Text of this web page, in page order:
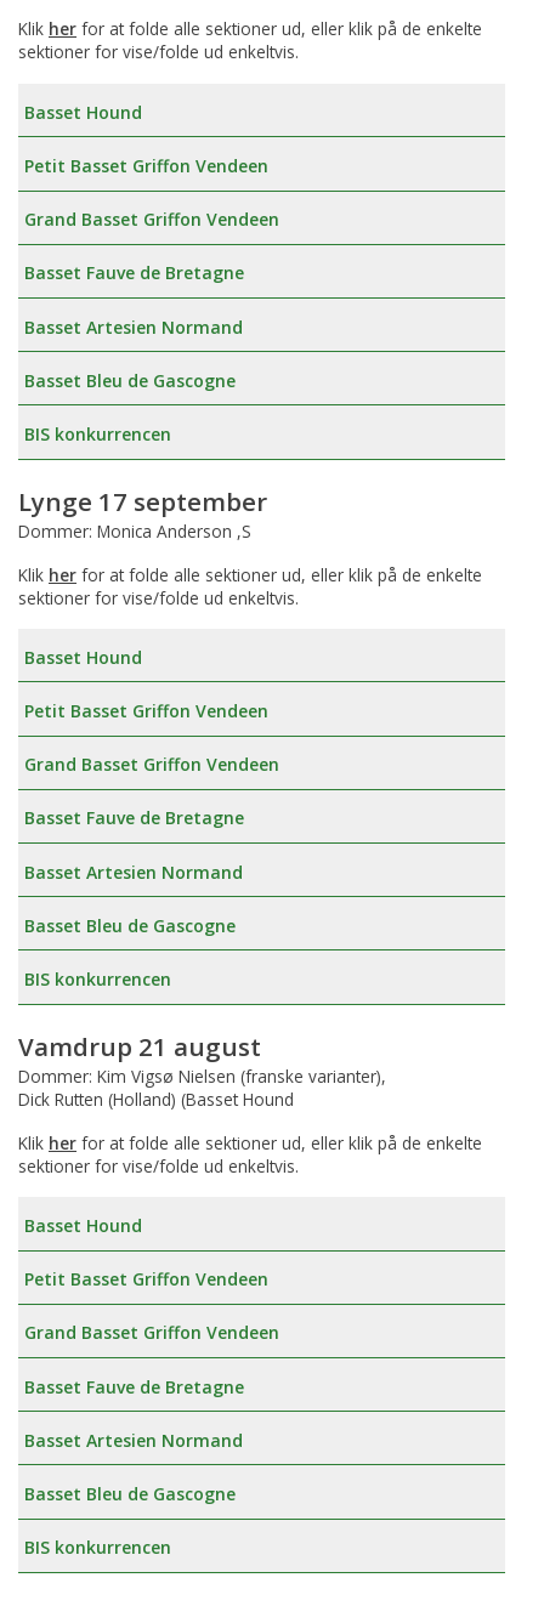
Klik her for at folde alle sektioner ud, eller klik på de enkelte
sektioner for vise/folde ud enkeltvis.
Basset Hound
Petit Basset Griffon Vendeen
Grand Basset Griffon Vendeen
Basset Fauve de Bretagne
Basset Artesien Normand
Basset Bleu de Gascogne
BIS konkurrencen
Lynge 17 september
Dommer: Monica Anderson ,S
Klik her for at folde alle sektioner ud, eller klik på de enkelte
sektioner for vise/folde ud enkeltvis.
Basset Hound
Petit Basset Griffon Vendeen
Grand Basset Griffon Vendeen
Basset Fauve de Bretagne
Basset Artesien Normand
Basset Bleu de Gascogne
BIS konkurrencen
Vamdrup 21 august
Dommer: Kim Vigsø Nielsen (franske varianter),
Dick Rutten (Holland) (Basset Hound
Klik her for at folde alle sektioner ud, eller klik på de enkelte
sektioner for vise/folde ud enkeltvis.
Basset Hound
Petit Basset Griffon Vendeen
Grand Basset Griffon Vendeen
Basset Fauve de Bretagne
Basset Artesien Normand
Basset Bleu de Gascogne
BIS konkurrencen